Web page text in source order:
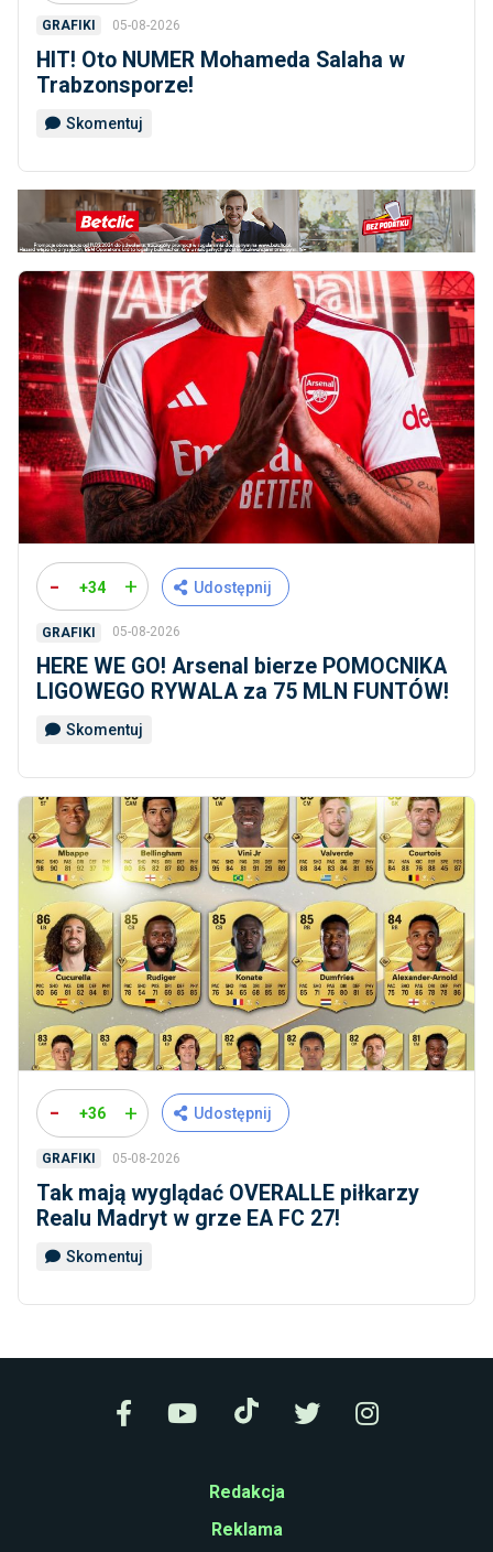
GRAFIKI 05-08-2026
HIT! Oto NUMER Mohameda Salaha w
Trabzonsporze!
Skomentuj
- +34 + Udostępnij
GRAFIKI 05-08-2026
HERE WE GO! Arsenal bierze POMOCNIKA
LIGOWEGO RYWALA za 75 MLN FUNTÓW!
Skomentuj
- +36 + Udostępnij
GRAFIKI 05-08-2026
Tak mają wyglądać OVERALLE piłkarzy
Realu Madryt w grze EA FC 27!
Skomentuj
Redakcja
Reklama